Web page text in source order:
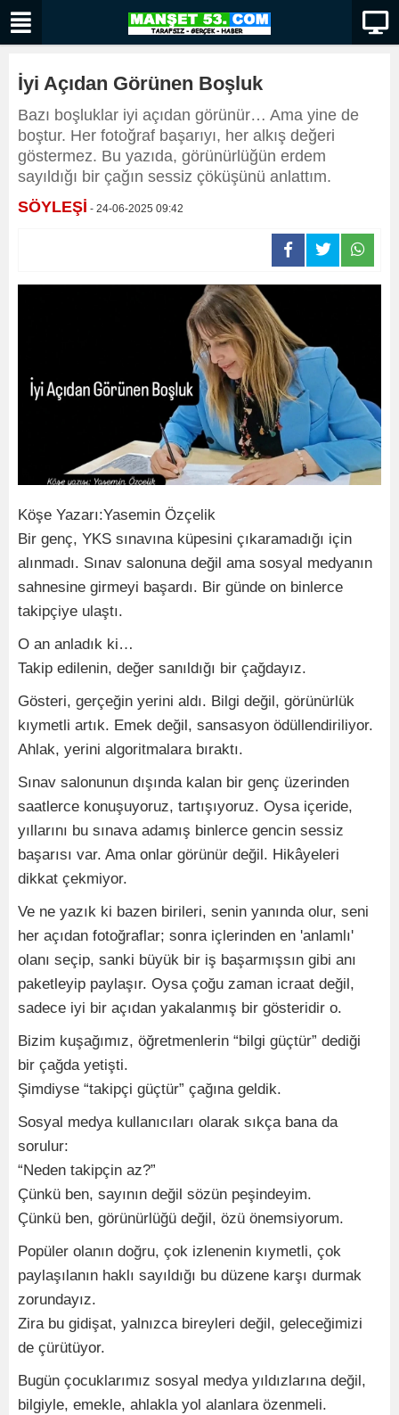
İyi Açıdan Görünen Boşluk
Bazı boşluklar iyi açıdan görünür… Ama yine de
boştur. Her fotoğraf başarıyı, her alkış değeri
göstermez. Bu yazıda, görünürlüğün erdem
sayıldığı bir çağın sessiz çöküşünü anlattım.
SÖYLEŞİ - 24-06-2025 09:42
Köşe Yazarı:Yasemin Özçelik
Bir genç, YKS sınavına küpesini çıkaramadığı için
alınmadı. Sınav salonuna değil ama sosyal medyanın
sahnesine girmeyi başardı. Bir günde on binlerce
takipçiye ulaştı.
O an anladık ki…
Takip edilenin, değer sanıldığı bir çağdayız.
Gösteri, gerçeğin yerini aldı. Bilgi değil, görünürlük
kıymetli artık. Emek değil, sansasyon ödüllendiriliyor.
Ahlak, yerini algoritmalara bıraktı.
Sınav salonunun dışında kalan bir genç üzerinden
saatlerce konuşuyoruz, tartışıyoruz. Oysa içeride,
yıllarını bu sınava adamış binlerce gencin sessiz
başarısı var. Ama onlar görünür değil. Hikâyeleri
dikkat çekmiyor.
Ve ne yazık ki bazen birileri, senin yanında olur, seni
her açıdan fotoğraflar; sonra içlerinden en 'anlamlı'
olanı seçip, sanki büyük bir iş başarmışsın gibi anı
paketleyip paylaşır. Oysa çoğu zaman icraat değil,
sadece iyi bir açıdan yakalanmış bir gösteridir o.
Bizim kuşağımız, öğretmenlerin “bilgi güçtür” dediği
bir çağda yetişti.
Şimdiyse “takipçi güçtür” çağına geldik.
Sosyal medya kullanıcıları olarak sıkça bana da
sorulur:
“Neden takipçin az?”
Çünkü ben, sayının değil sözün peşindeyim.
Çünkü ben, görünürlüğü değil, özü önemsiyorum.
Popüler olanın doğru, çok izlenenin kıymetli, çok
paylaşılanın haklı sayıldığı bu düzene karşı durmak
zorundayız.
Zira bu gidişat, yalnızca bireyleri değil, geleceğimizi
de çürütüyor.
Bugün çocuklarımız sosyal medya yıldızlarına değil,
bilgiyle, emekle, ahlakla yol alanlara özenmeli.